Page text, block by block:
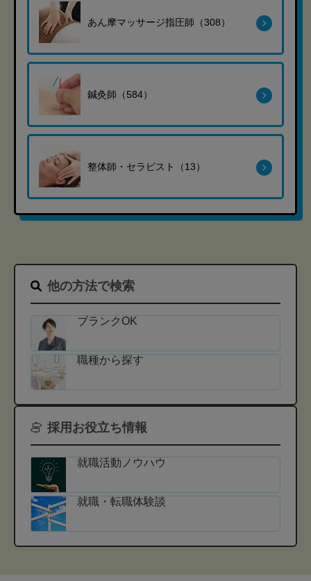
あん摩マッサージ指圧師（308）
鍼灸師（584）
整体師・セラピスト（13）
他の方法で検索
ブランクOK
職種から探す
採用お役立ち情報
就職活動ノウハウ
就職・転職体験談